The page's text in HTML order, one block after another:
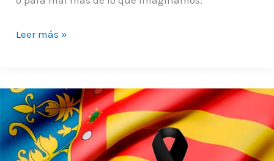
Leer más »
La
DANA
en
Valencia: